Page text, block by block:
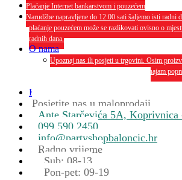
Plaćanje Internet bankarstvom i pouzećem
Narudžbe napravljene do 12:00 sati šaljemo isti radni
plaćanje pouzećem može se razlikovati ovisno o
radnih dana.
O nama
Upoznaj nas ili posjeti u trgovini. Osim
dekoriranja interijera i eksterija te najam
Kontakt
Posjetite nas u maloprodaji
Ante Starčevića 5A, Koprivnica
099 590 2450
info@partyshopbaloncic.hr
Radno vrijeme
Sub: 08-13
Pon-pet: 09-19